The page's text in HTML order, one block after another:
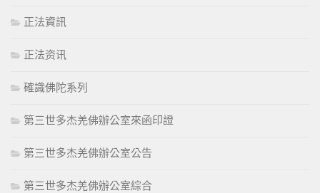
正法資訊
正法资讯
確識佛陀系列
第三世多杰羌佛辦公室來函印證
第三世多杰羌佛辦公室公告
第三世多杰羌佛辦公室綜合